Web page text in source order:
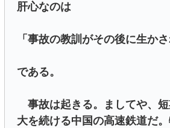
肝心なのは
「事故の教訓がその後に生か
である。
事故は起きる。ましてや、
大を続ける中国の高速鉄道だ